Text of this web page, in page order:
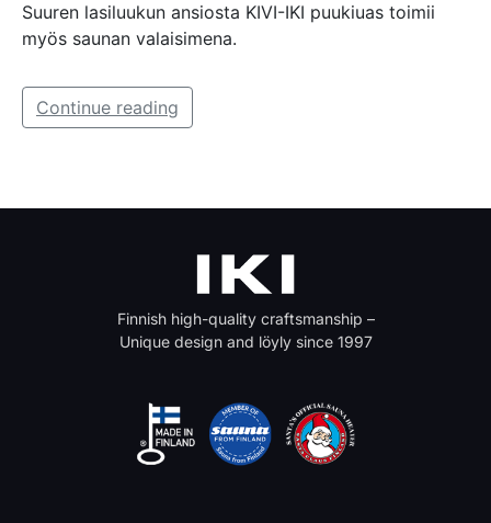
Suuren lasiluukun ansiosta KIVI-IKI puukiuas toimii
myös saunan valaisimena.
Continue reading
Finnish high-quality craftsmanship –
Unique design and löyly since 1997